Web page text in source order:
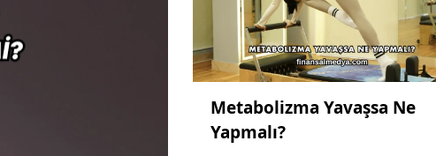
Metabolizma Yavaşsa Ne
Yapmalı?